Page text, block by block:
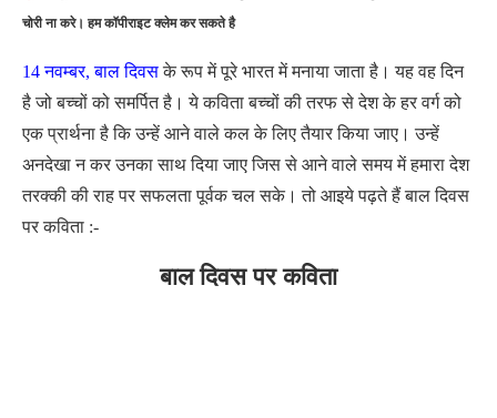
चोरी ना करे। हम कॉपीराइट क्लेम कर सकते है
14 नवम्बर, बाल दिवसके रूप में पूरे भारत में मनाया जाता है। यह वह दिन
है जो बच्चों को समर्पित है। ये कविता बच्चों की तरफ से देश के हर वर्ग को
एक प्रार्थना है कि उन्हें आने वाले कल के लिए तैयार किया जाए। उन्हें
अनदेखा न कर उनका साथ दिया जाए जिस से आने वाले समय में हमारा देश
तरक्की की राह पर सफलता पूर्वक चल सके। तो आइये पढ़ते हैं बाल दिवस
पर कविता :-
बाल दिवस पर कविता